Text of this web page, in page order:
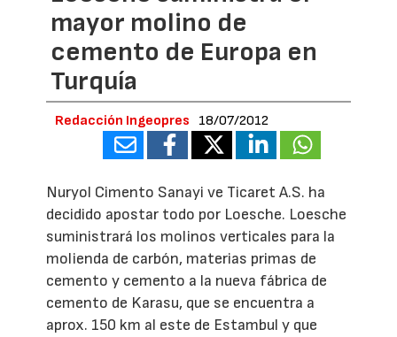
mayor molino de
cemento de Europa en
Turquía
Redacción Ingeopres 18/07/2012
Nuryol Cimento Sanayi ve Ticaret A.S. ha
decidido apostar todo por Loesche. Loesche
suministrará los molinos verticales para la
molienda de carbón, materias primas de
cemento y cemento a la nueva fábrica de
cemento de Karasu, que se encuentra a
aprox. 150 km al este de Estambul y que